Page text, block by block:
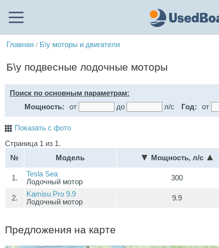
Главная / Б\у моторы и двигатели
Б\у подвесные лодочные моторы
Поиск по основным параметрам:
Мощность:
от до л/с Год: от
Показать с фото
Страница 1 из 1.
№
Модель Мощность, л/с
1.
Tesla Sea
Лодочный мотор
300
2.
Kamisu Pro 9.9
Лодочный мотор
9.9
Предложения на карте